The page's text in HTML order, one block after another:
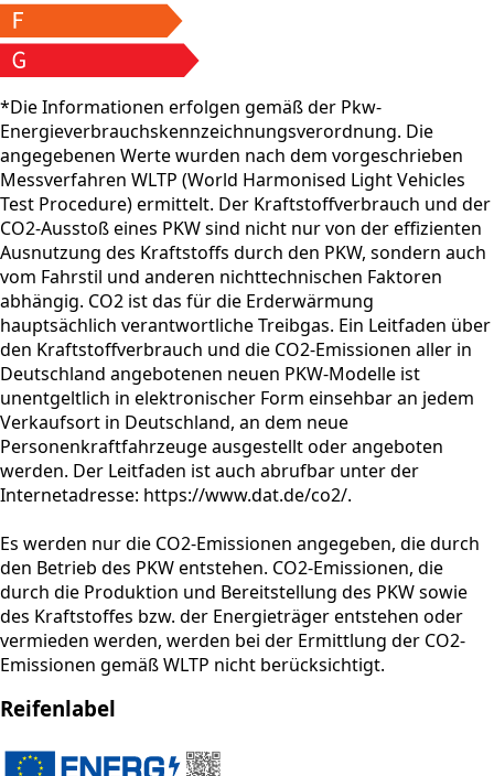
*Die Informationen erfolgen gemäß der Pkw-
Energieverbrauchskennzeichnungsverordnung. Die
angegebenen Werte wurden nach dem vorgeschrieben
Messverfahren WLTP (World Harmonised Light Vehicles
Test Procedure) ermittelt. Der Kraftstoffverbrauch und der
CO2-Ausstoß eines PKW sind nicht nur von der effizienten
Ausnutzung des Kraftstoffs durch den PKW, sondern auch
vom Fahrstil und anderen nichttechnischen Faktoren
abhängig. CO2 ist das für die Erderwärmung
hauptsächlich verantwortliche Treibgas. Ein Leitfaden über
den Kraftstoffverbrauch und die CO2-Emissionen aller in
Deutschland angebotenen neuen PKW-Modelle ist
unentgeltlich in elektronischer Form einsehbar an jedem
Verkaufsort in Deutschland, an dem neue
Personenkraftfahrzeuge ausgestellt oder angeboten
werden. Der Leitfaden ist auch abrufbar unter der
Internetadresse: https://www.dat.de/co2/.
Es werden nur die CO2-Emissionen angegeben, die durch
den Betrieb des PKW entstehen. CO2-Emissionen, die
durch die Produktion und Bereitstellung des PKW sowie
des Kraftstoffes bzw. der Energieträger entstehen oder
vermieden werden, werden bei der Ermittlung der CO2-
Emissionen gemäß WLTP nicht berücksichtigt.
Reifenlabel